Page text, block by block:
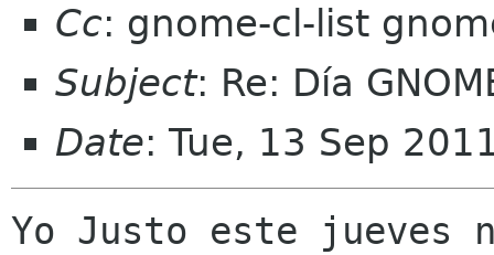
Cc: gnome-cl-list
Subject: Re: Día
Date: Tue, 13 Sep
Yo Justo este jueves